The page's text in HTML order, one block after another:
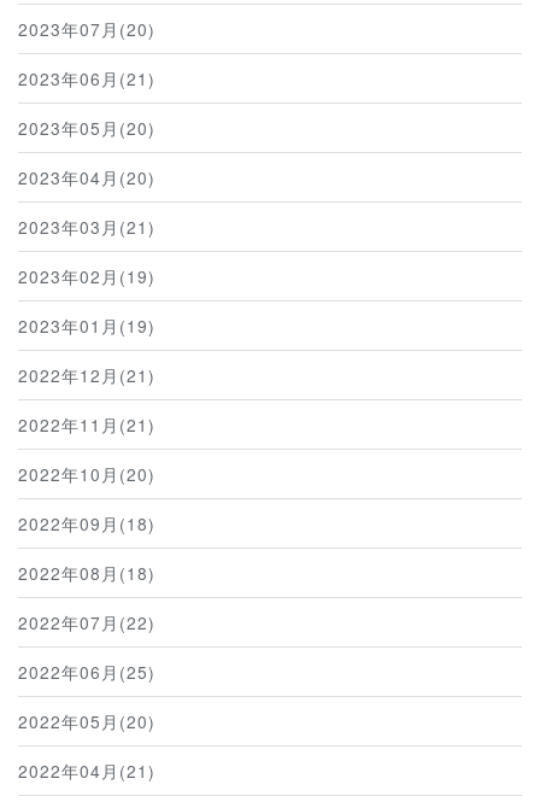
2023年07月(20)
2023年06月(21)
2023年05月(20)
2023年04月(20)
2023年03月(21)
2023年02月(19)
2023年01月(19)
2022年12月(21)
2022年11月(21)
2022年10月(20)
2022年09月(18)
2022年08月(18)
2022年07月(22)
2022年06月(25)
2022年05月(20)
2022年04月(21)